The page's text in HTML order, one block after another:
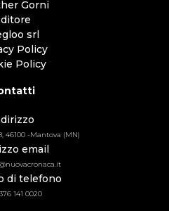
Gorni
srl
Policy
Policy
46100 -Mantova (MN)
email
di telefono
141 0020